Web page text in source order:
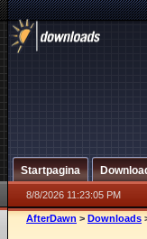
Startpagina
8/8/2026 11:23:05 PM
AfterDawn > Downloads